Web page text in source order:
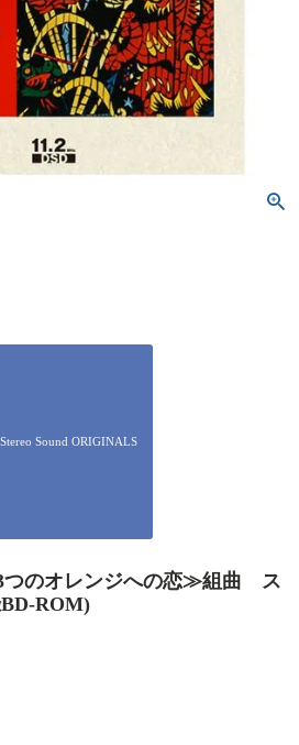
Sound ORIGINALS
つのオレンジへの恋≫組曲 ス
ROM)